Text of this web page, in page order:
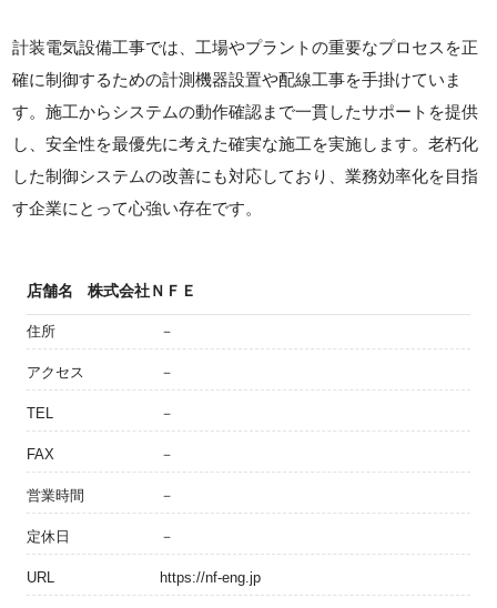
計装電気設備工事では、工場やプラントの重要なプロセスを正
確に制御するための計測機器設置や配線工事を手掛けていま
す。施工からシステムの動作確認まで一貫したサポートを提供
し、安全性を最優先に考えた確実な施工を実施します。老朽化
した制御システムの改善にも対応しており、業務効率化を目指
す企業にとって心強い存在です。
店舗名 株式会社ＮＦＥ
住所 －
アクセス －
TEL －
FAX －
営業時間 －
定休日 －
URL https://nf-eng.jp